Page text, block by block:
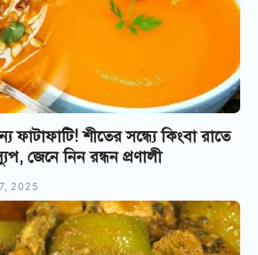
ফাটাফাটি! শীতের সন্ধ্যে কিংবা রাতে
জেনে নিন রন্ধন প্রণালী
2025